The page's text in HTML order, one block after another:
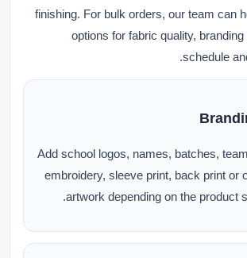
finishing. For bulk orders, our team can
options for fabric quality,
schedule
Add school logos, names, batches,
embroidery, sleeve print, back print or
artwork depending on the product